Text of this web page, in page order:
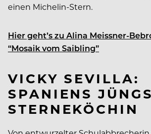
einen Michelin-Stern.
Hier geht’s zu Alina Meissner-
“Mosaik vom Saibling”
VICKY SEVILLA:
SPANIENS
STERNEKÖCHIN